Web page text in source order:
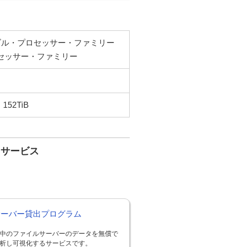
・プロセッサー・ファミリー
ッサー・ファミリー
152TiB
ービス
バー貸出プログラム
のファイルサーバーのデータを無償で
し可視化するサービスです。